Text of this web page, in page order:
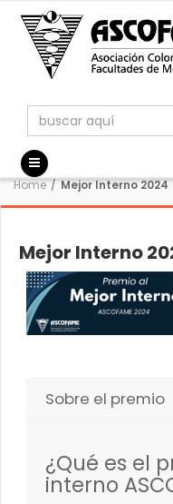
Home / Mejor Interno 2024
Mejor Interno
Sobre el premio
¿Qué es el
interno